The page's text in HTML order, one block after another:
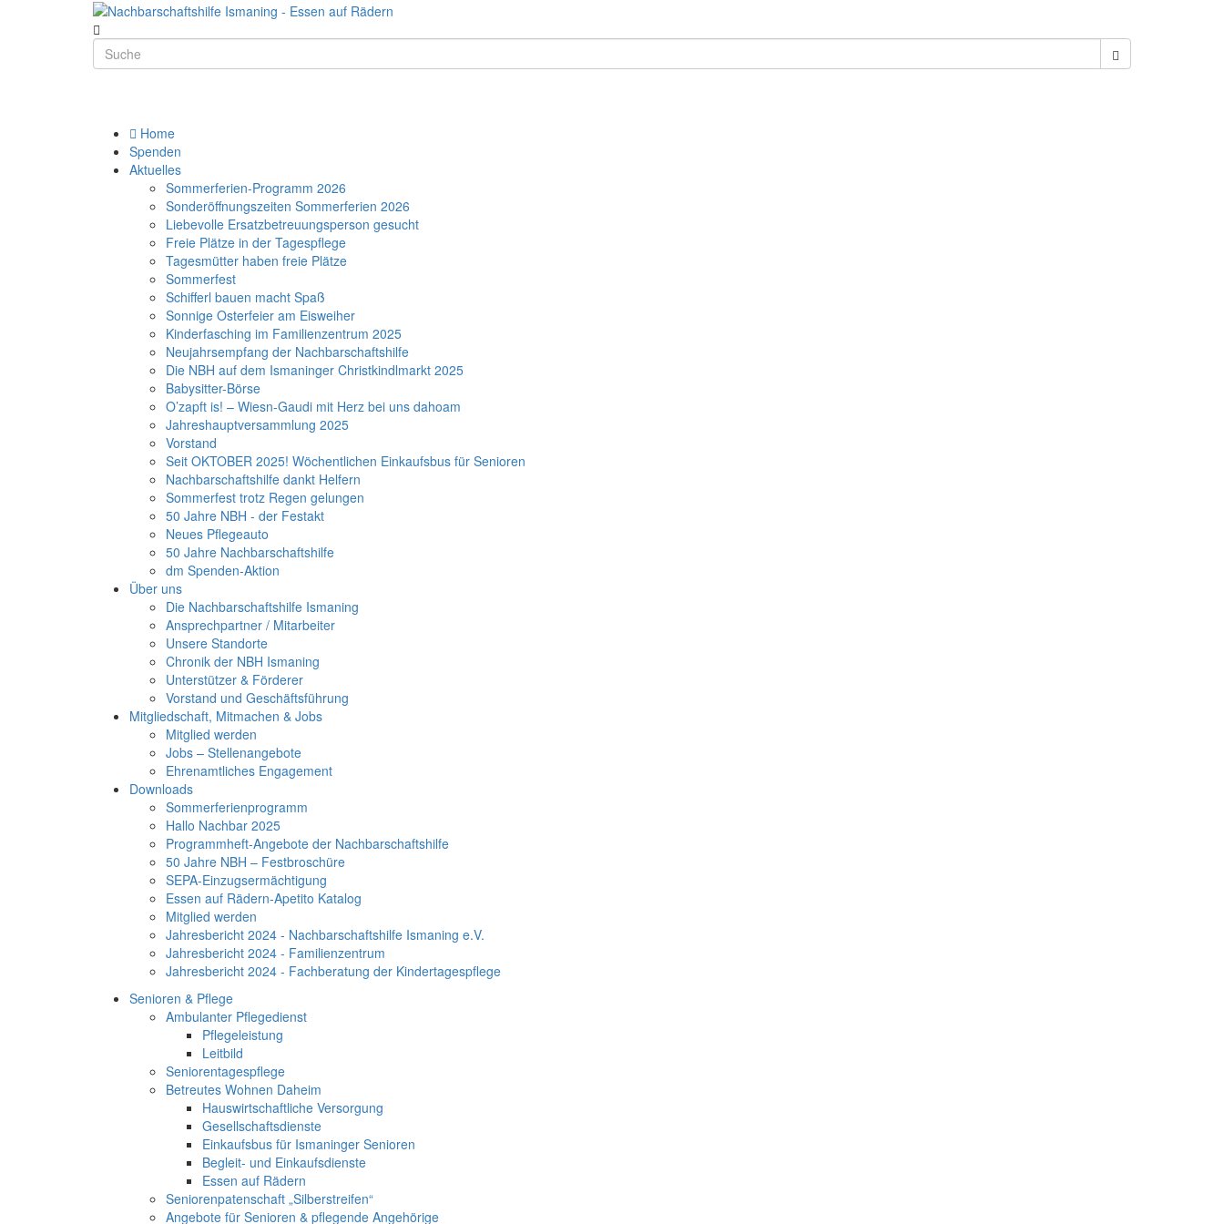
Home
Spenden
Aktuelles
Sommerferien-Programm 2026
Sonderöffnungszeiten Sommerferien 2026
Liebevolle Ersatzbetreuungsperson gesucht
Freie Plätze in der Tagespflege
Tagesmütter haben freie Plätze
Sommerfest
Schifferl bauen macht Spaß
Sonnige Osterfeier am Eisweiher
Kinderfasching im Familienzentrum 2025
Neujahrsempfang der Nachbarschaftshilfe
Die NBH auf dem Ismaninger Christkindlmarkt 2025
Babysitter-Börse
O’zapft is! – Wiesn-Gaudi mit Herz bei uns dahoam
Jahreshauptversammlung 2025
Vorstand
Seit OKTOBER 2025! Wöchentlichen Einkaufsbus für Senioren
Nachbarschaftshilfe dankt Helfern
Sommerfest trotz Regen gelungen
50 Jahre NBH - der Festakt
Neues Pflegeauto
50 Jahre Nachbarschaftshilfe
dm Spenden-Aktion
Über uns
Die Nachbarschaftshilfe Ismaning
Ansprechpartner / Mitarbeiter
Unsere Standorte
Chronik der NBH Ismaning
Unterstützer & Förderer
Vorstand und Geschäftsführung
Mitgliedschaft, Mitmachen & Jobs
Mitglied werden
Jobs – Stellenangebote
Ehrenamtliches Engagement
Downloads
Sommerferienprogramm
Hallo Nachbar 2025
Programmheft-Angebote der Nachbarschaftshilfe
50 Jahre NBH – Festbroschüre
SEPA-Einzugsermächtigung
Essen auf Rädern-Apetito Katalog
Mitglied werden
Jahresbericht 2024 - Nachbarschaftshilfe Ismaning e.V.
Jahresbericht 2024 - Familienzentrum
Jahresbericht 2024 - Fachberatung der Kindertagespflege
Senioren & Pflege
Ambulanter Pflegedienst
Pflegeleistung
Leitbild
Seniorentagespflege
Betreutes Wohnen Daheim
Hauswirtschaftliche Versorgung
Gesellschaftsdienste
Einkaufsbus für Ismaninger Senioren
Begleit- und Einkaufsdienste
Essen auf Rädern
Seniorenpatenschaft „Silberstreifen“
Angebote für Senioren & pflegende Angehörige